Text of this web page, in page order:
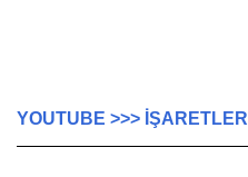
YOUTUBE >>> İŞARETLER